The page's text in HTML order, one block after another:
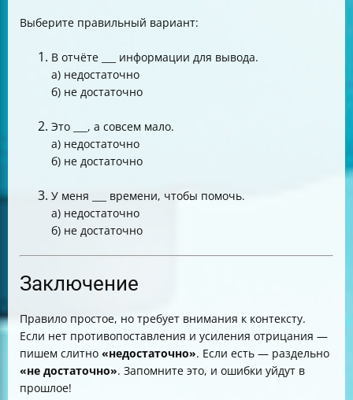
Выберите правильный вариант:
В отчёте ___ информации для вывода.
а) недостаточно
б) не достаточно
Это ___, а совсем мало.
а) недостаточно
б) не достаточно
У меня ___ времени, чтобы помочь.
а) недостаточно
б) не достаточно
Заключение
Правило простое, но требует внимания к контексту.
Если нет противопоставления и усиления отрицания —
пишем слитно «недостаточно». Если есть — раздельно
«не достаточно». Запомните это, и ошибки уйдут в
прошлое!